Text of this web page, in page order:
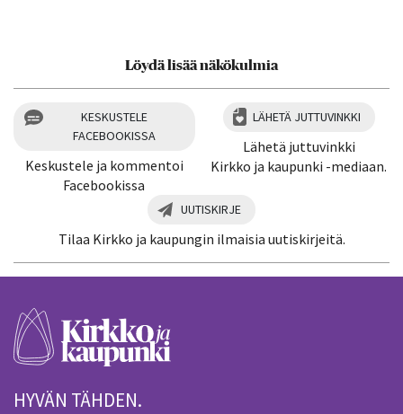
Löydä lisää näkökulmia
KESKUSTELE
FACEBOOKISSA
Keskustele ja kommentoi
Facebookissa
LÄHETÄ JUTTUVINKKI
Lähetä juttuvinkki
Kirkko ja kaupunki -mediaan.
UUTISKIRJE
Tilaa Kirkko ja kaupungin ilmaisia uutiskirjeitä.
HYVÄN TÄHDEN.